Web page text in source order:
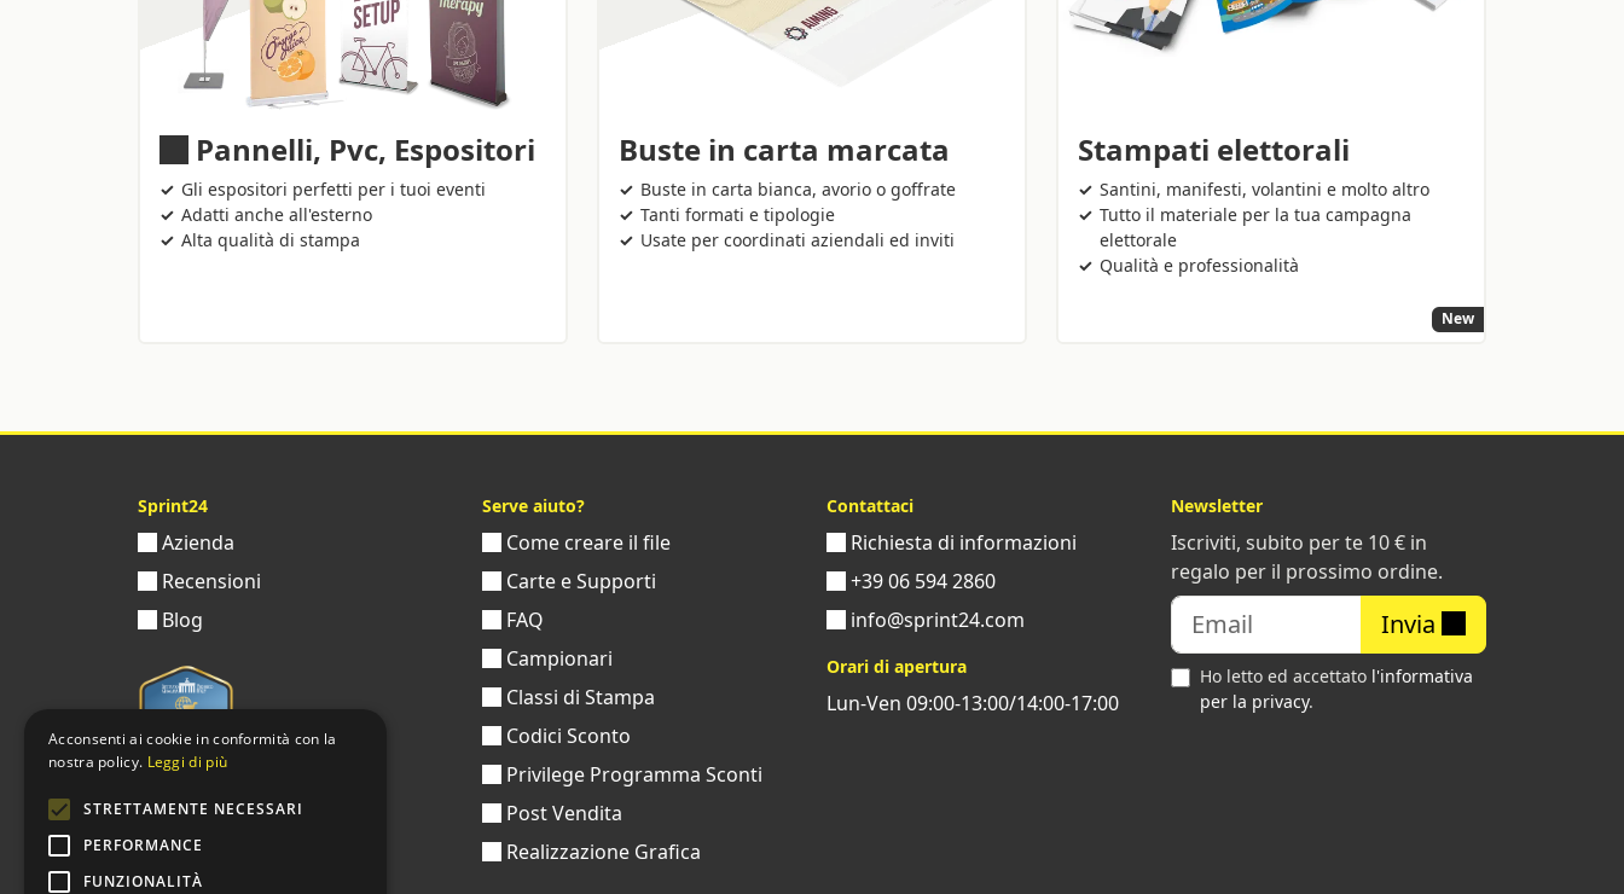
Pannelli, Pvc, Espositori
Gli espositori perfetti per i tuoi eventi
Adatti anche all'esterno
Alta qualità di stampa
Buste in carta marcata
Buste in carta bianca, avorio o goffrate
Tanti formati e tipologie
Usate per coordinati aziendali ed inviti
Stampati elettorali
Santini, manifesti, volantini e molto altro
Tutto il materiale per la tua campagna
elettorale
Qualità e professionalità
New
Sprint24
Azienda
Recensioni
Blog
Serve aiuto?
Come creare il file
Carte e Supporti
FAQ
Campionari
Classi di Stampa
Codici Sconto
Privilege Programma Sconti
Post Vendita
Realizzazione Grafica
Contattaci
Richiesta di informazioni
+39 06 594 2860
info@sprint24.com
Orari di apertura
Lun-Ven 09:00-13:00/14:00-17:00
Newsletter
Iscriviti, subito per te 10 € in
regalo per il prossimo ordine.
Invia
Ho letto ed accettato l'informativa
per la privacy.
Acconsenti ai cookie in conformità con la
nostra policy. Leggi di più
STRETTAMENTE NECESSARI
PERFORMANCE
FUNZIONALITÀ